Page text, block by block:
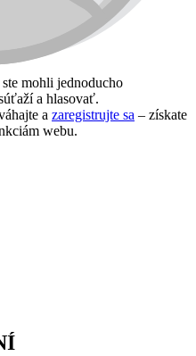
mohli jednoducho
a hlasovať.
a zaregistrujte sa – získate
webu.